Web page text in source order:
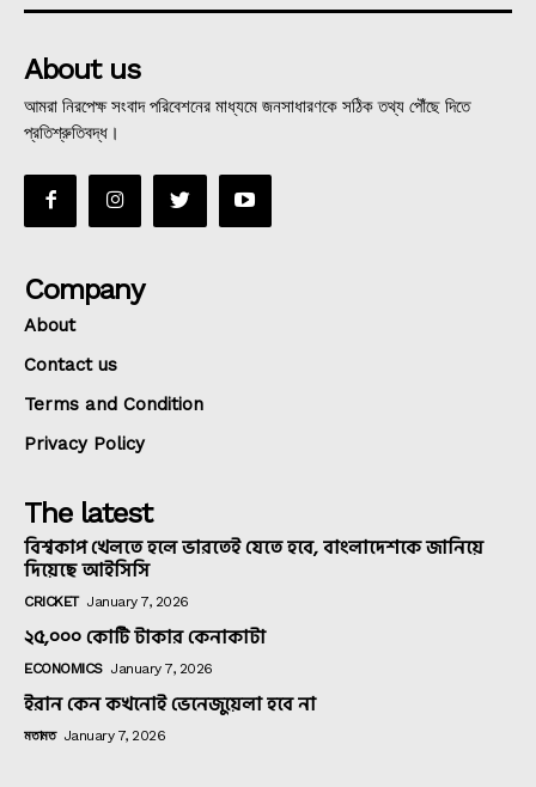
About us
আমরা নিরপেক্ষ সংবাদ পরিবেশনের মাধ্যমে জনসাধারণকে সঠিক তথ্য পৌঁছে দিতে
প্রতিশ্রুতিবদ্ধ।
Company
About
Contact us
Terms and Condition
Privacy Policy
The latest
বিশ্বকাপ খেলতে হলে ভারতেই যেতে হবে, বাংলাদেশকে জানিয়ে
দিয়েছে আইসিসি
CRICKET January 7, 2026
২৫,০০০ কোটি টাকার কেনাকাটা
ECONOMICS January 7, 2026
ইরান কেন কখনোই ভেনেজুয়েলা হবে না
মতামত January 7, 2026